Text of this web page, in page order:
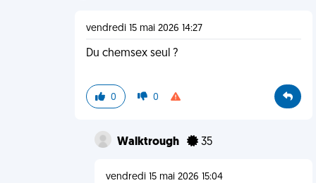
vendredi 15 mai 2026 14:27
Du chemsex seul ?
0 0
Walktrough 35
vendredi 15 mai 2026 15:04